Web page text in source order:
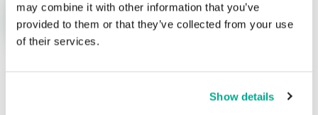
may combine it with other information that you’ve
provided to them or that they’ve collected from your use
of their services.
Show details
ÚLTIMAS PUBLICACIONES